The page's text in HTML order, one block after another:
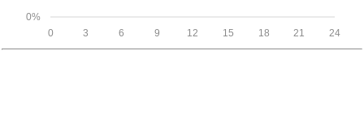
0%
24
21
18
15
12
9
6
3
0